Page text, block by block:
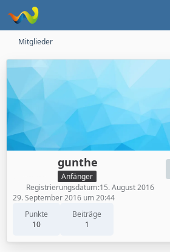
Mitglieder
gunthe
Anfänger
Punkte
10
Beiträge
1
Registrierungsdatum 15. August 2016
29. September 2016 um 20:44